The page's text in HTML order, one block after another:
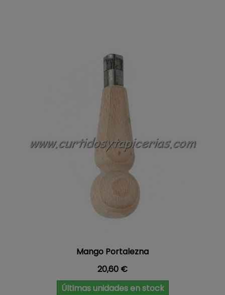
Mango Portalezna
Precio
20,60 €
Últimas unidades en stock